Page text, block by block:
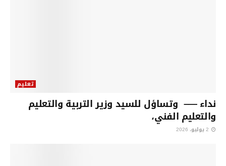
تعليم
نداء —– وتساؤل للسيد وزير التربية والتعليم
والتعليم الفني،